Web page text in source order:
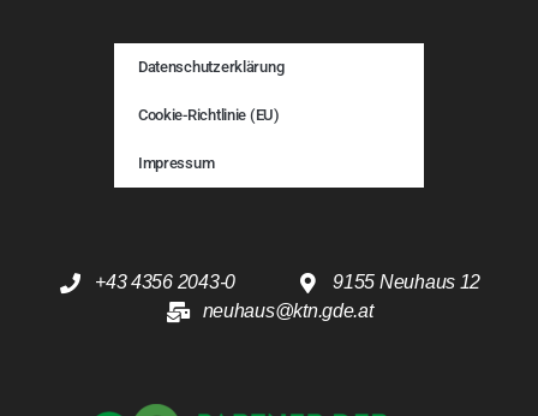
Datenschutzerklärung
Cookie-Richtlinie (EU)
Impressum
+43 4356 2043-0
9155 Neuhaus 12
neuhaus@ktn.gde.at